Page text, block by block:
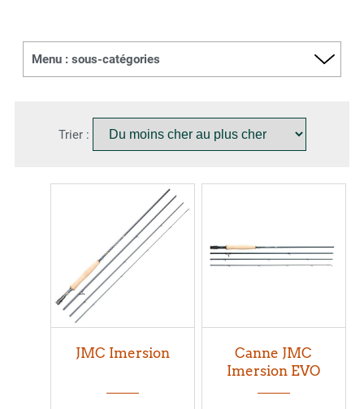
Menu : sous-catégories
Trier :
JMC Imersion
Canne JMC
Imersion EVO